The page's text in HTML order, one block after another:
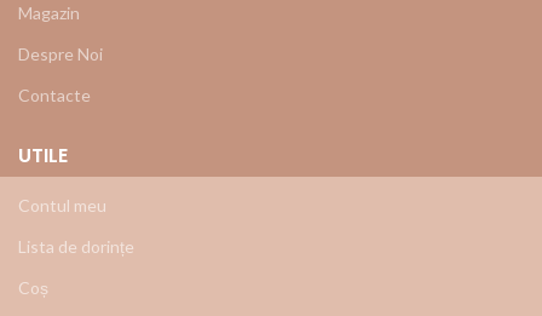
Magazin
Despre Noi
Contacte
UTILE
Contul meu
Lista de dorințe
Coș